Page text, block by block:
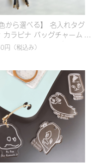
色から選べる】 名入れタグ
カラビナ バッグチャーム｜
ード編み｜シンプル｜カ
円 （税込み）